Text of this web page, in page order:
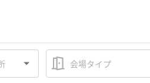
会場タイプ